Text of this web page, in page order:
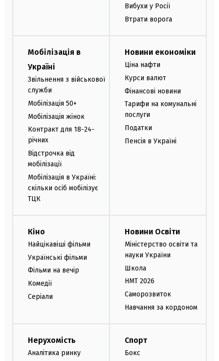
Вибухи у Росії
Втрати ворога
Мобілізація в
Україні
Звільнення з військової
служби
Мобілізація 50+
Мобілізація жінок
Контракт для 18-24-
річних
Відстрочка від
мобілізації
Мобілізація в Україні:
скільки осіб мобілізує
ТЦК
Новини економіки
Ціна нафти
Курси валют
Фінансові новини
Тарифи на комунальні
послуги
Податки
Пенсія в Україні
Кіно
Найцікавіші фільми
Українські фільми
Фільми на вечір
Комедії
Серіали
Новини Освіти
Міністерство освіти та
науки України
Школа
НМТ 2026
Саморозвиток
Навчання за кордоном
Нерухомість
Аналітика ринку
Спорт
Бокс